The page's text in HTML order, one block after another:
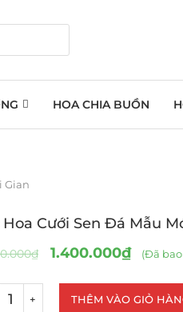
HOA CHIA BUỒN
Gian
Hoa Cưới Sen Đá Mẫu
₫ 1.400.000₫ (Đã
THÊM VÀO GIỎ